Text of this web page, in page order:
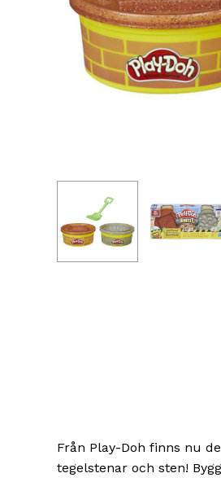
Från Play-Doh finns nu
tegelstenar och sten!